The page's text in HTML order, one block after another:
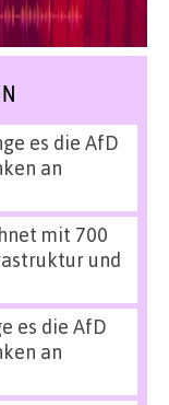
es die AfD
an
mit 700
und
es die AfD
an